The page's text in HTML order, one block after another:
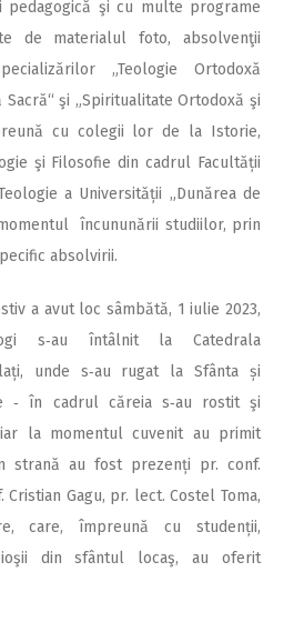
pedagogică şi cu multe programe
de materialul foto, absolvenţii
„Teologie Ortodoxă
Sacră“ şi „Spiritualitate Ortodoxă şi
cu colegii lor de la Istorie,
şi Filosofie din cadrul Facultății
a Universității „Dunărea de
încununării studiilor, prin
absolvirii.
a avut loc sâmbătă, 1 iulie 2023,
s‑au întâlnit la Catedrala
unde s‑au rugat la Sfânta și
‑ în cadrul căreia s‑au rostit şi
la momentul cuvenit au primit
strană au fost prezenți pr. conf.
Cristian Gagu, pr. lect. Costel Toma,
care, împreună cu studenții,
din sfântul locaş, au oferit